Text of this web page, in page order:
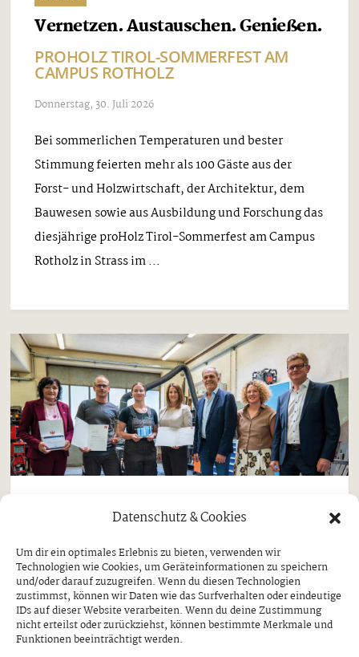
Datenschutz & Cookies
Um dir ein optimales Erlebnis zu bieten, verwenden wir
Technologien wie Cookies, um Geräteinformationen zu speichern
und/oder darauf zuzugreifen. Wenn du diesen Technologien
zustimmst, können wir Daten wie das Surfverhalten oder eindeutige
IDs auf dieser Website verarbeiten. Wenn du deine Zustimmung
nicht erteilst oder zurückziehst, können bestimmte Merkmale und
Funktionen beeinträchtigt werden.
Vernetzen. Austauschen. Genießen.
PROHOLZ TIROL-SOMMERFEST AM
CAMPUS ROTHOLZ
Donnerstag, 30. Juli 2026
Bei sommerlichen Temperaturen und bester
Stimmung feierten mehr als 100 Gäste aus der
Forst- und Holzwirtschaft, der Architektur, dem
Bauwesen sowie aus Ausbildung und Forschung das
diesjährige proHolz Tirol-Sommerfest am Campus
Rotholz in Strass im ...
„Lehrling des Monats“ kommt aus
Ginzling
MAGDALENA KERN ERHIELT
AUSZEICHNUNG DURCH ARBEITS- UND
JUGENDLANDESRÄTIN ASTRID MAIR